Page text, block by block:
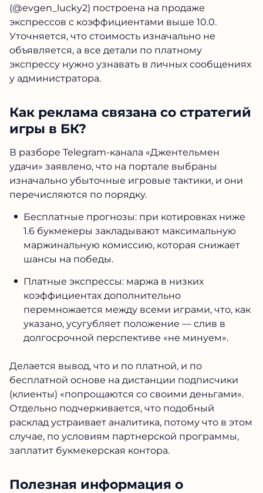
(@evgen_lucky2) построена на продаже
экспрессов с коэффициентами выше 10.0.
Уточняется, что стоимость изначально не
объявляется, а все детали по платному
экспрессу нужно узнавать в личных сообщениях
у администратора.
Как реклама связана со стратегий
игры в БК?
В разборе Telegram-канала «Джентельмен
удачи» заявлено, что на портале выбраны
изначально убыточные игровые тактики, и они
перечисляются по порядку.
Бесплатные прогнозы: при котировках ниже
1.6 букмекеры закладывают максимальную
маржинальную комиссию, которая снижает
шансы на победы.
Платные экспрессы: маржа в низких
коэффициентах дополнительно
перемножается между всеми играми, что, как
указано, усугубляет положение — слив в
долгосрочной перспективе «не минуем».
Делается вывод, что и по платной, и по
бесплатной основе на дистанции подписчики
(клиенты) «попрощаются со своими деньгами».
Отдельно подчеркивается, что подобный
расклад устраивает аналитика, потому что в этом
случае, по условиям партнерской программы,
заплатит букмекерская контора.
Полезная информация о